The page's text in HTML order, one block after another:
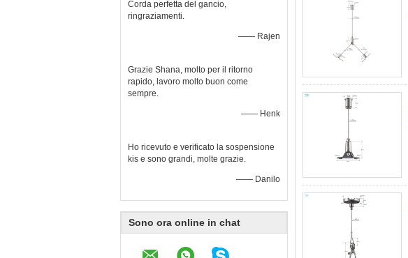
Corda perfetta del gancio,
ringraziamenti.
—— Rajen
Grazie Shana, molto per il ritorno
rapido, lavoro molto buon come
sempre.
—— Henk
Ho ricevuto e verificato la sospensione
kis e sono grandi, molte grazie.
—— Danilo
Sono ora online in chat